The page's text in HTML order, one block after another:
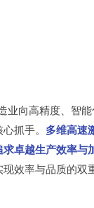
业向高精度、智
抓手。 多维高速
求卓越生产效率与
现效率与品质的双